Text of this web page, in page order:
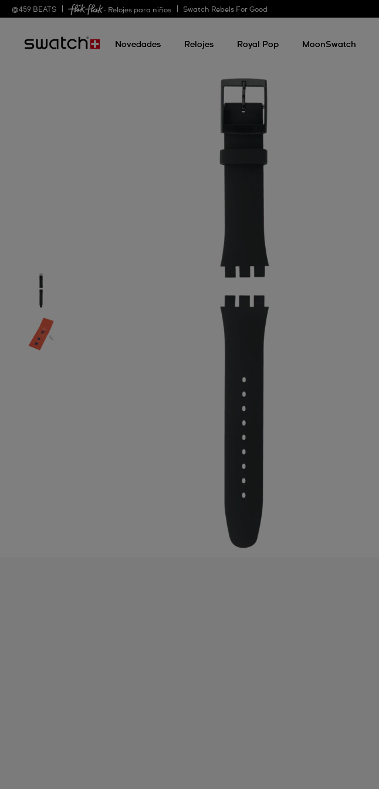
@459 BEATS - Relojes para niños Swatch Rebels For Good
Novedades Relojes Royal Pop MoonSwatch